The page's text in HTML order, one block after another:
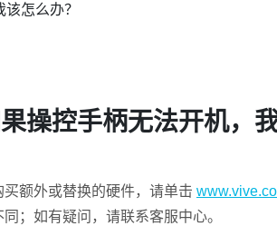
怎么办？
操控手柄无法开机，
买额外或替换的硬件，请单击
同；如有疑问，请联系客服中心。